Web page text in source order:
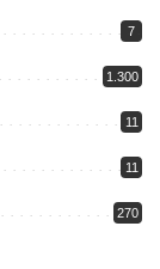
7
1.300
11
11
270